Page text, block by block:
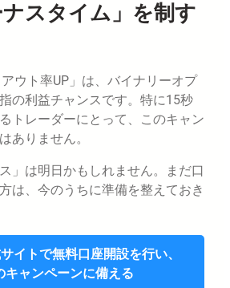
スタイム」を制す
ウト率UP」は、バイナリーオプ
の利益チャンスです。特に15秒
トレーダーにとって、このキャン
ありません。
」は明日かもしれません。まだ口
は、今のうちに準備を整えておき
イトで無料口座開設を行い、
キャンペーンに備える